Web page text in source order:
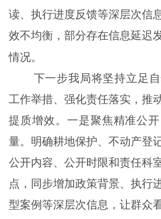
读、执行进度反馈等深层次信
效不均衡，部分存在信息延迟
情况。
下一步我局将坚持立足
工作举措、强化责任落实，推
提质增效。一是聚焦精准公
量。明确耕地保护、不动产登
公开内容、公开时限和责任科
点，同步增加政策背景、执行
型案例等深层次信息，让群众